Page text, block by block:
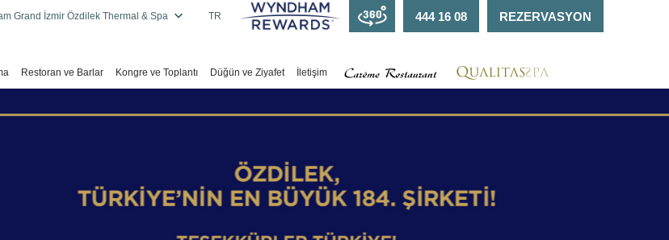
Grand İzmir Özdilek Thermal & Spa TR 444 16 08 REZERVASYON
Restoran ve Barlar Kongre ve Toplantı Düğün ve Ziyafet İletişim